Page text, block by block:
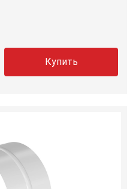
Купить